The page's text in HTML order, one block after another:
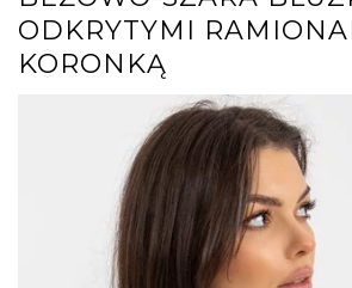
ODKRYTYMI
KORONKĄ